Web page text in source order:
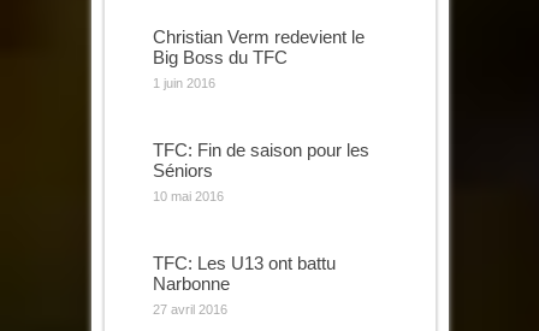
Christian Verm redevient le
Big Boss du TFC
1 juin 2016
TFC: Fin de saison pour les
Séniors
10 mai 2016
TFC: Les U13 ont battu
Narbonne
27 avril 2016